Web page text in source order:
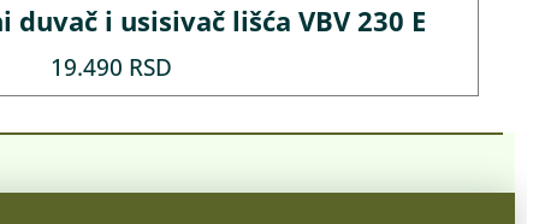
i usisivač lišća VBV 230 E
19.490 RSD